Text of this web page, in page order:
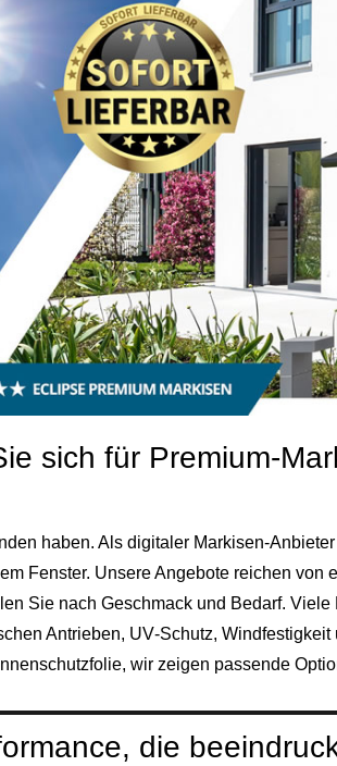
sich für
haben. Als digitaler
Fenster. Unsere Angebote reichen
Sie nach Geschmack und Bedarf.
Antrieben, UV‑Schutz,
wir zeigen passende
die